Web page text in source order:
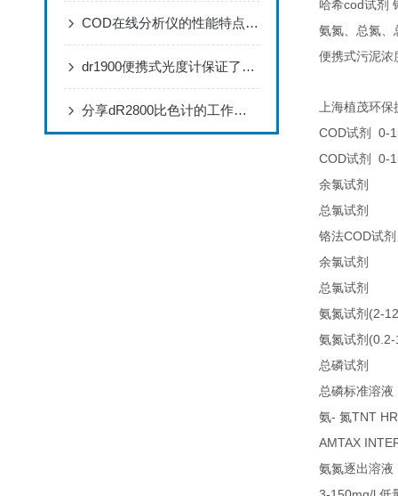
COD在线分析仪的性能特点，赶快来了解一下吧!
dr1900便携式光度计保证了分析结果的可靠性准确
分享dR2800比色计的工作原理
哈希cod试剂
氨氮、总氮、
便携式污泥浓
上海植茂环保
COD试剂
0-
COD试剂 0-
余氯试剂
总氯试剂
铬法COD试剂
余氯试剂
总氯试剂
氨氮试剂 (2-
氨氮试剂
总磷试剂
总磷标准溶液
氨- 氮TNT HR
AMTAX
氨氮逐出溶液